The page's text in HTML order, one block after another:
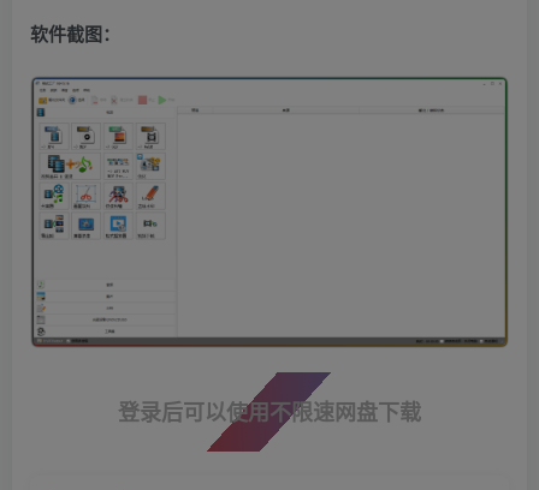
软件截图：
登录后可以使用不限速网盘下载